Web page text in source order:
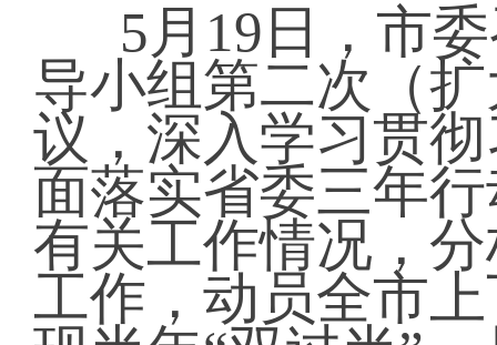
5月19日，市
导小组第二次（
议，深入学习贯
面落实省委三年
有关工作情况，
工作，动员全市